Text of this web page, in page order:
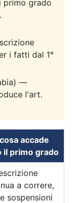
primo grado
i fatti dal 1°
—
l'art.
accade
il primo grado
a correre,
sospensioni